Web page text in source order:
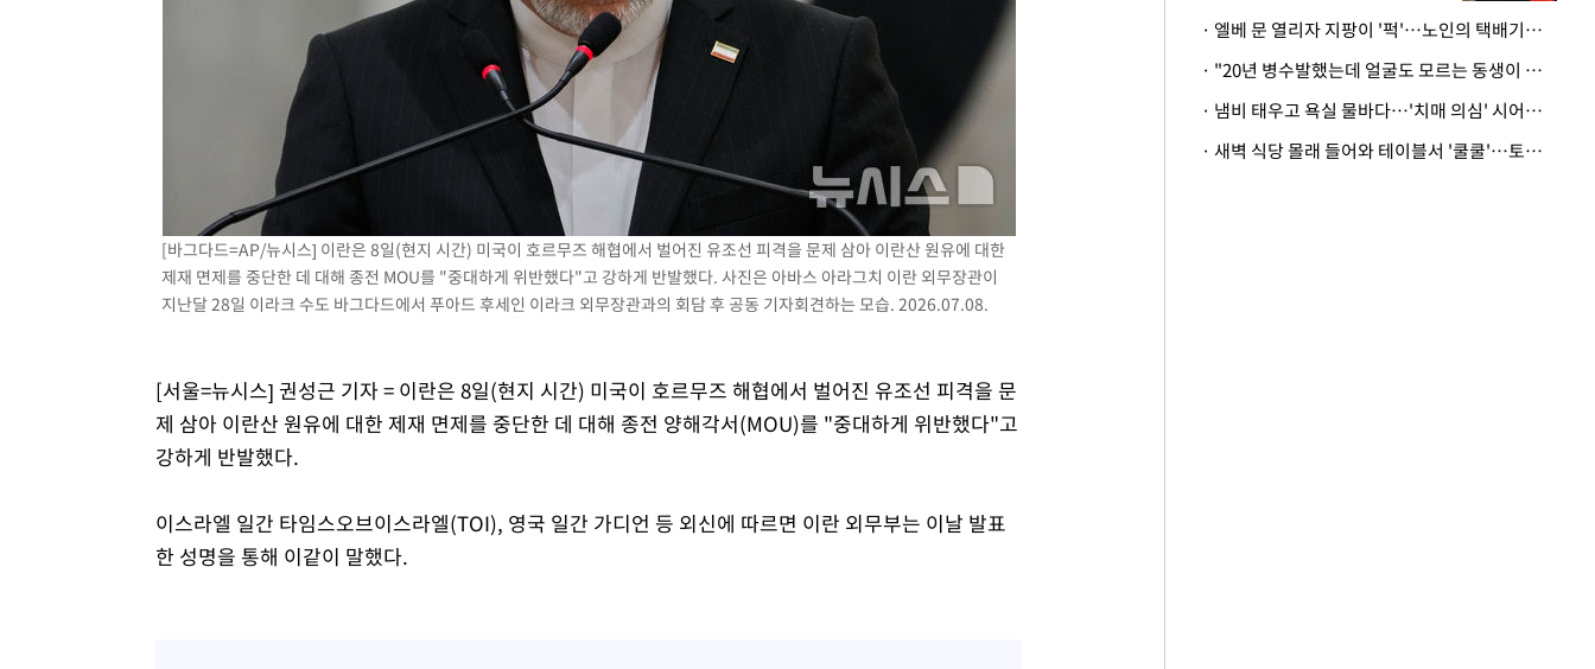
[바그다드=AP/뉴시스] 이란은 8일(현지 시간) 미국이 호르무즈 해협에서 벌어진 유조선 피격을 문제 삼아 이란산 원유에 대한
제재 면제를 중단한 데 대해 종전 MOU를 "중대하게 위반했다"고 강하게 반발했다. 사진은 아바스 아라그치 이란 외무장관이
지난달 28일 이라크 수도 바그다드에서 푸아드 후세인 이라크 외무장관과의 회담 후 공동 기자회견하는 모습. 2026.07.08.
[서울=뉴시스] 권성근 기자 = 이란은 8일(현지 시간) 미국이 호르무즈 해협에서 벌어진 유조선 피격을 문
제 삼아 이란산 원유에 대한 제재 면제를 중단한 데 대해 종전 양해각서(MOU)를 "중대하게 위반했다"고
강하게 반발했다.
이스라엘 일간 타임스오브이스라엘(TOI), 영국 일간 가디언 등 외신에 따르면 이란 외무부는 이날 발표
한 성명을 통해 이같이 말했다.
· 엘베 문 열리자 지팡이 '퍽'…노인의 택배기사 폭행 이유
· "20년 병수발했는데 얼굴도 모르는 동생이 유산 절반을"…배다른 형제 상속권 있을까
· 냄비 태우고 욕실 물바다…'치매 의심' 시어머니 검사 권유했다가 '날벼락'
· 새벽 식당 몰래 들어와 테이블서 '쿨쿨'…토사물 남기고 사라진 남성